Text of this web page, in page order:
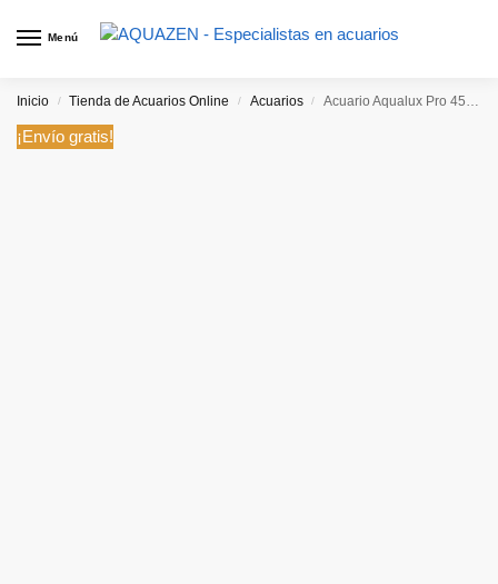
Menú
Inicio / Tienda de Acuarios Online / Acuarios / Acuario Aqualux Pro 450L
¡Envío gratis!